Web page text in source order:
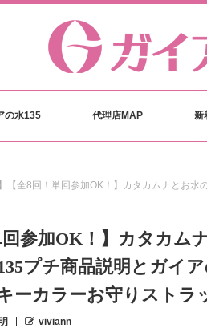
の水135 代理店MAP 新
】【全8回！単回参加OK！】カタカムナとお
回参加OK！】カタカム
プチ商品説明とガイア
ーカラーお守りストラ
viviann